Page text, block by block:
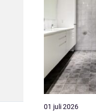
01 juli 2026